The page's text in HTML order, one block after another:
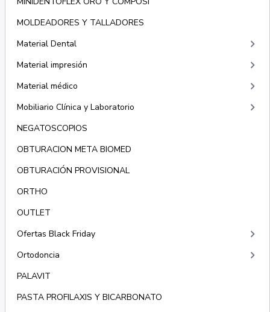
MOLDEADORES Y TALLADORES
Material Dental
keyboard_arrow_right
Material impresión keyboard_arrow_right
Material médico keyboard_arrow_right
Mobiliario Clínica y Laboratorio keyboard_arrow_right
NEGATOSCOPIOS
OBTURACION META BIOMED
OBTURACIÓN PROVISIONAL
ORTHO
OUTLET
Ofertas Black Friday
keyboard_arrow_right
Ortodoncia keyboard_arrow_right
PALAVIT
PASTA PROFILAXIS Y BICARBONATO